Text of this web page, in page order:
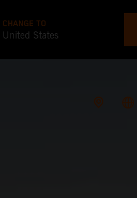
CHANGE TO
United States